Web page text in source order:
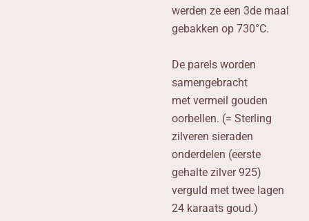
werden ze een 3de maal
gebakken op 730°C.
De parels worden
samengebracht
met vermeil gouden
oorbellen. (= Sterling
zilveren sieraden
onderdelen (eerste
gehalte zilver 925)
verguld met twee lagen
24 karaats goud.)